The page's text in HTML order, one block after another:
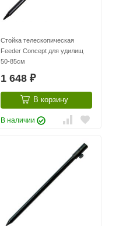
Стойка телескопическая
Feeder Concept для удилищ
50-85см
1 648 ₽
В корзину
В наличии